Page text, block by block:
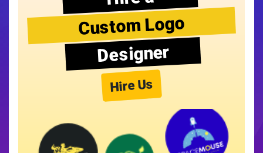
Custom Logo
Designer
Hire Us